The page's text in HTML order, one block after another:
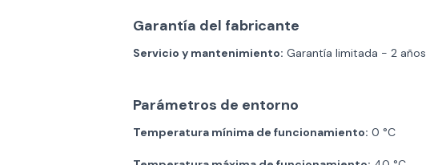
Garantía del fabricante
Servicio y mantenimiento: Garantía limitada - 2 años
Parámetros de entorno
Temperatura mínima de funcionamiento: 0 °C